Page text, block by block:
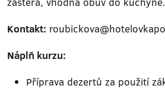
Kontakt:
Náplň kurzu:
Příprava dezertů za použití